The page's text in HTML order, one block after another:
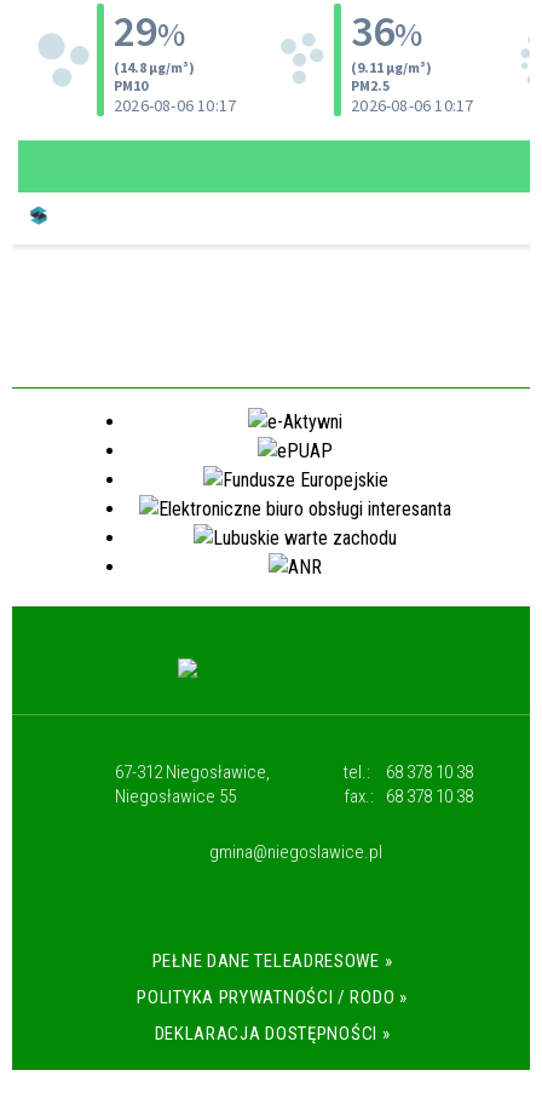
67-312 Niegosławice,
Niegosławice 55
tel.:
68 378 10 38
fax.:
68 378 10 38
gmina@niegoslawice.pl
PEŁNE DANE TELEADRESOWE »
POLITYKA PRYWATNOŚCI / RODO »
DEKLARACJA DOSTĘPNOŚCI »